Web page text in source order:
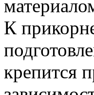
К
крепится